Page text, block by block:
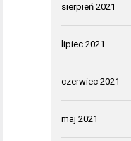
sierpień 2021
lipiec 2021
czerwiec 2021
maj 2021